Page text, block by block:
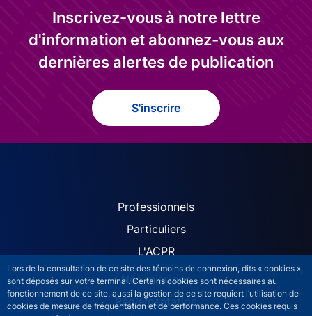
Lors de la consultation de ce site des témoins de connexion, dits « cookies »,
sont déposés sur votre terminal. Certains cookies sont nécessaires au
fonctionnement de ce site, aussi la gestion de ce site requiert l’utilisation de
cookies de mesure de fréquentation et de performance. Ces cookies requis
Inscrivez-vous à notre lettre
d'information et abonnez-vous aux
dernières alertes de publication
S'inscrire
ACPR site navigation
Professionnels
Particuliers
L'ACPR
Nos missions
Réglementation